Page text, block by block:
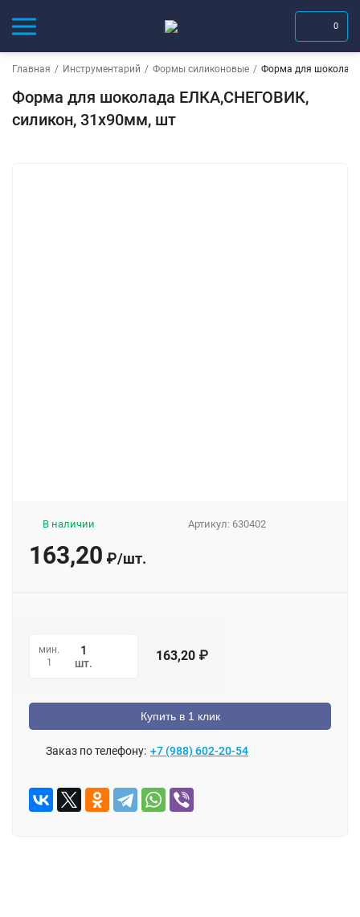
0
Главная / Инструментарий / Формы силиконовые / Форма для
Форма для шоколада ЕЛКА,СНЕГОВИК,
силикон, 31х90мм, шт
Артикул: 630402
В наличии
163,20 ₽/шт.
мин.
1
шт. 163,20 ₽
Купить в 1 клик
Заказ по телефону: +7 (988) 602-20-54